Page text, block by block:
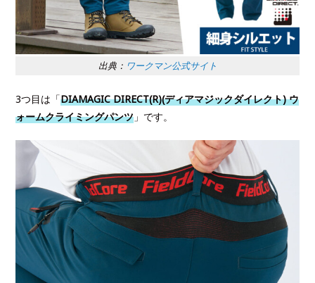
出典： ワークマン公式サイト
3つ目は「DIAMAGIC DIRECT(R)(ディアマジックダイレクト) ウ
ォームクライミングパンツ 」です。